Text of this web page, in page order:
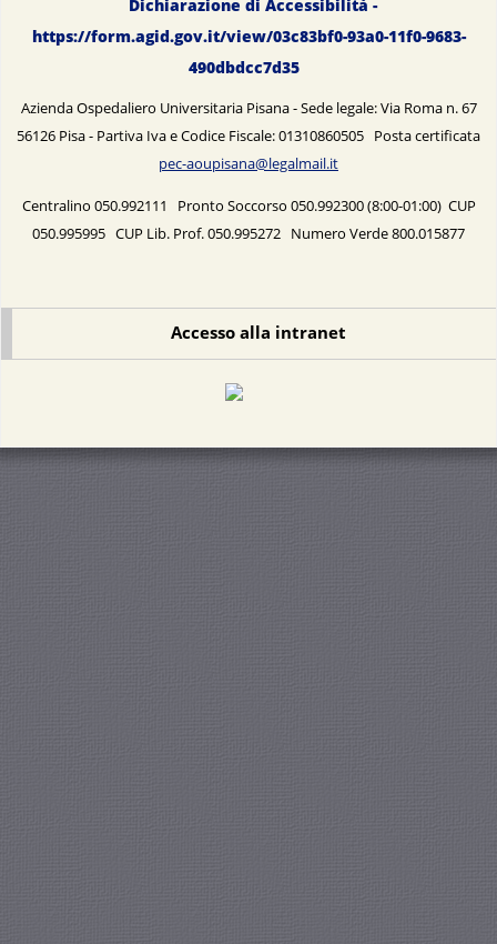
Dichiarazione di Accessibilità -
https://form.agid.gov.it/view/03c83bf0-93a0-11f0-9683-
490dbdcc7d35
Azienda Ospedaliero Universitaria Pisana - Sede legale: Via Roma n. 67
56126 Pisa - Partiva Iva e Codice Fiscale: 01310860505 Posta certificata
pec-aoupisana@legalmail.it
Centralino 050.992111 Pronto Soccorso 050.992300 (8:00-01:00) CUP
050.995995 CUP Lib. Prof. 050.995272 Numero Verde 800.015877
Accesso alla intranet